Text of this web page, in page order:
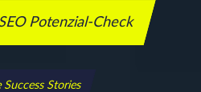
Potenzial-Check
Success Stories